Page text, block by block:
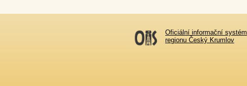
Oficiální informační systém
regionu Český Krumlov